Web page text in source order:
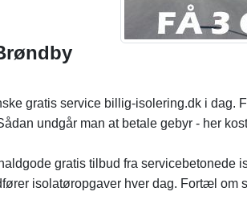
gratis service billig-isolering.dk i dag.
undgår man at betale gebyr - her
gratis tilbud fra servicebetonede
isolatøropgaver hver dag. Fortæl om